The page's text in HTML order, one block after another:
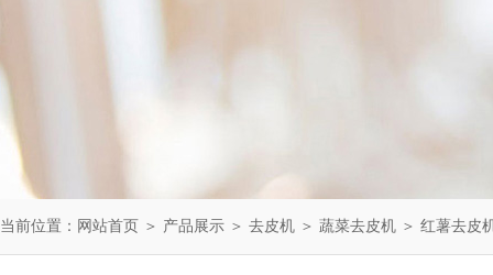
当前位置： 网站首页 ＞ 产品展示 ＞ 去皮机 ＞ 蔬菜去皮机 ＞ 红薯去皮